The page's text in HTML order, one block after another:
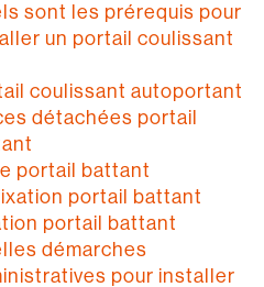
sont les prérequis pour
un portail coulissant
coulissant autoportant
détachées portail
portail battant
portail battant
portail battant
démarches
pour installer